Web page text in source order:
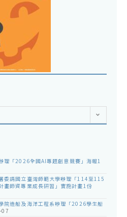
理「2026全國AI專題創意競賽」海報1
委請國立臺灣師範大學辦理「114至115
畫師資專業成長研習」實施計畫1份
院造船及海洋工程系辦理「2026學生船